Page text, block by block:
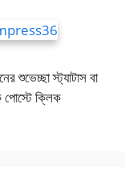
শুভেচ্ছা স্ট্যাটাস বা
পোস্টে ক্লিক